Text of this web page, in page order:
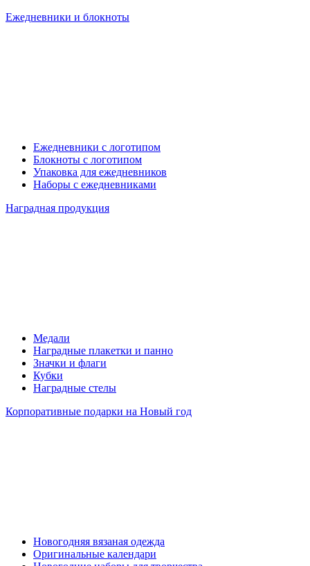
Ежедневники и блокноты
Ежедневники с логотипом
Блокноты с логотипом
Упаковка для ежедневников
Наборы с ежедневниками
Наградная продукция
Медали
Наградные плакетки и панно
Значки и флаги
Кубки
Наградные стелы
Корпоративные подарки на Новый год
Новогодняя вязаная одежда
Оригинальные календари